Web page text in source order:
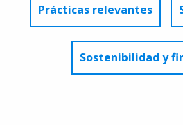
Prácticas relevantes
Sostenibilidad y